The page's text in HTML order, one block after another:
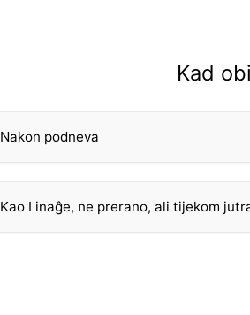
Kad
Nakon podneva
Kao I inaĝe, ne prerano, ali tijekom